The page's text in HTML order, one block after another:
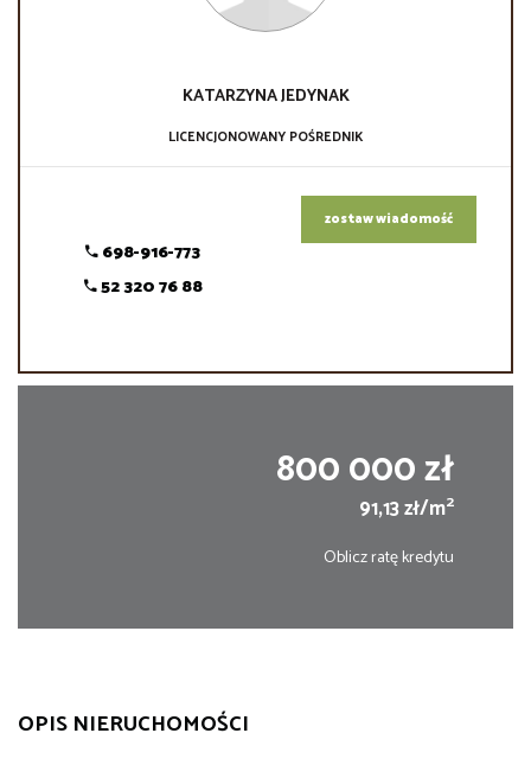
KATARZYNAJEDYNAK
LICENCJONOWANY POŚREDNIK
698-916-773
52 320 76 88
zostaw wiadomość
800 000 zł
91,13 zł/m2
Oblicz ratę kredytu
OPIS NIERUCHOMOŚCI